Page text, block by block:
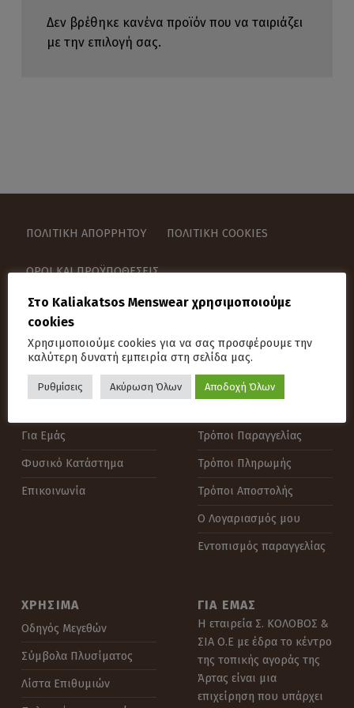
Δεν βρέθηκε κανένα προϊόν που να ταιριάζει
με την επιλογή σας.
ΠΟΛΙΤΙΚΉ ΑΠΟΡΡΉΤΟΥ ΠΟΛΙΤΙΚΉ COOKIES
ΌΡΟΙ ΚΑΙ ΠΡΟΫΠΟΘΈΣΕΙΣ
ΑΝΑΖΉΤΗΣΗ ΓΙΑ:
Για Εμάς
Φυσικό Κατάστημα
Επικοινωνία
Τρόποι Παραγγελίας
Τρόποι Πληρωμής
Τρόποι Αποστολής
Ο Λογαριασμός μου
Εντοπισμός παραγγελίας
ΧΡΉΣΙΜΑ
Οδηγός Μεγεθών
Σύμβολα Πλυσίματος
Λίστα Επιθυμιών
ΓΙΑ ΕΜΆΣ
Η εταιρεία Σ. ΚΟΛΟΒΟΣ &
ΣΙΑ Ο.Ε με έδρα το κέντρο
της τοπικής αγοράς της
Άρτας είναι μια
επιχείρηση που υπάρχει
Στο Kaliakatsos Menswear χρησιμοποιούμε
cookies
Χρησιμοποιούμε cookies για να σας προσφέρουμε την
καλύτερη δυνατή εμπειρία στη σελίδα μας.
Ρυθμίσεις Ακύρωση Όλων Αποδοχή Όλων